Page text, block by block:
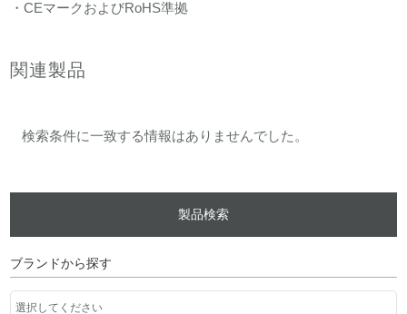
・CEマークおよびRoHS準拠
関連製品
検索条件に一致する情報はありませんでした。
製品検索
ブランドから探す